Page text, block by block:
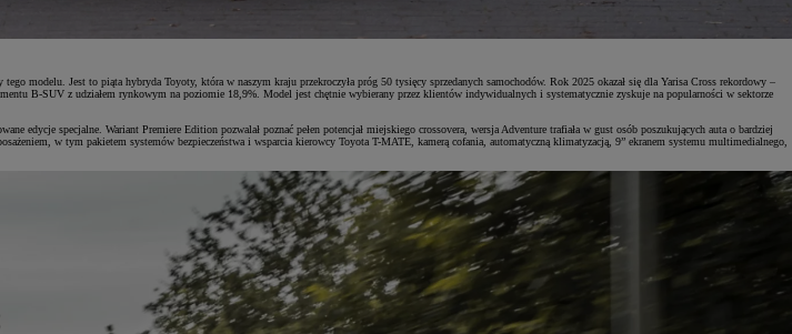
modelu. Jest to piąta hybryda Toyoty, która w naszym kraju przekroczyła próg 50 tysięcy sprzedanych samochodów. Rok 2025 okazał się dla Yarisa Cross rekordowy –
B-SUV z udziałem rynkowym na poziomie 18,9%. Model jest chętnie wybierany przez klientów indywidualnych i systematycznie zyskuje na popularności w sektorze
specjalne. Wariant Premiere Edition pozwalał poznać pełen potencjał miejskiego crossovera, wersja Adventure trafiała w gust osób poszukujących auta o bardziej
w tym pakietem systemów bezpieczeństwa i wsparcia kierowcy Toyota T-MATE, kamerą cofania, automatyczną klimatyzacją, 9” ekranem systemu multimedialnego,